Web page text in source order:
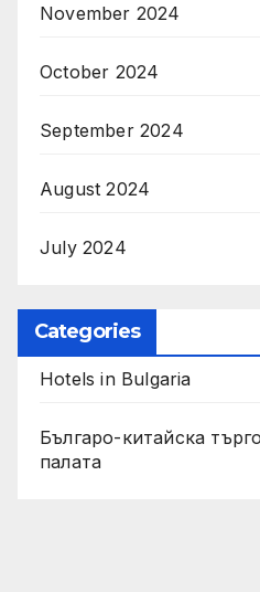
November 2024
October 2024
September 2024
August 2024
July 2024
Categories
Hotels in Bulgaria
Българо-китайска
палата